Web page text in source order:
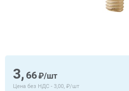
3, 66₽/шт
Цена без НДС - 3,00, ₽/шт